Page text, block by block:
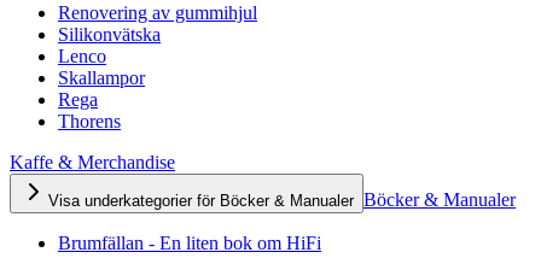
Renovering av gummihjul
Silikonvätska
Lenco
Skallampor
Rega
Thorens
Kaffe & Merchandise
Visa underkategorier för Böcker & Manualer Böcker & Manualer
Brumfällan - En liten bok om HiFi